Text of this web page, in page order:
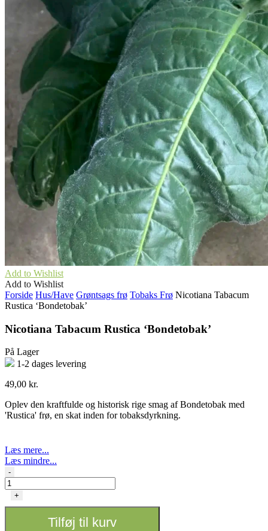
Add to Wishlist
Add to Wishlist
Forside Hus/Have Grøntsags frø Tobaks Frø Nicotiana Tabacum
Rustica ‘Bondetobak’
Nicotiana Tabacum Rustica ‘Bondetobak’
På Lager
1-2 dages levering
49,00 kr.
Oplev den kraftfulde og historisk rige smag af Bondetobak med
'Rustica' frø, en skat inden for tobaksdyrkning.
Læs mere...
Læs mindre...
Nicotiana
Tabacum
Rustica
-
+
Tilføj til kurv